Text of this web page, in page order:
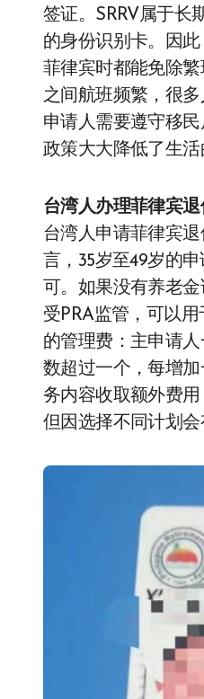
签证。SRRV属于长
的身份识别卡。因
菲律宾时都能免除
之间航班频繁，很
申请人需要遵守移
政策大大降低了生活
台湾人办理菲律宾
台湾人申请菲律宾
言，35岁至49岁的
可。如果没有养老
受PRA监管，可以
的管理费：主申请
数超过一个，每增
务内容收取额外费
但因选择不同计划会